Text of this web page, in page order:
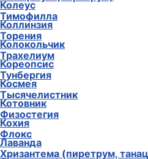
Тимофилла
Торения
Трахелиум
Тунбергия
Тысячелистник
Физостегия
Флокс
Хризантема (пиретрум,
Колеус
Коллинзия
Колокольчик
Кореопсис
Космея
Котовник
Кохия
Лаванда